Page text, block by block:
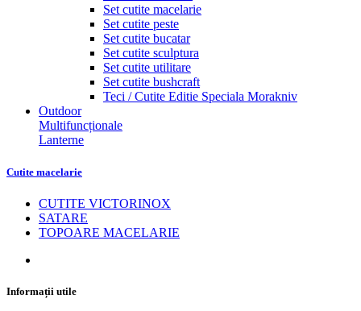
Set cutite macelarie
Set cutite peste
Set cutite bucatar
Set cutite sculptura
Set cutite utilitare
Set cutite bushcraft
Teci / Cutite Editie Speciala Morakniv
Outdoor
Multifuncționale
Lanterne
Cutite macelarie
CUTITE VICTORINOX
SATARE
TOPOARE MACELARIE
Informații utile